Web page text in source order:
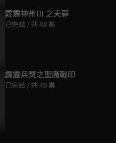
霹靂神州III 之天罪
已完結 / 共 48 集
霹靂兵燹之聖魔戰印
已完結 / 共 40 集